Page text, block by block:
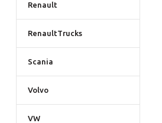
Renault
RenaultTrucks
Scania
Volvo
VW